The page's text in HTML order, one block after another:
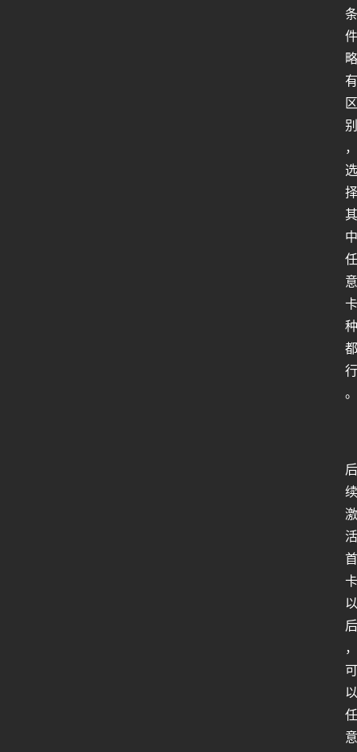
条
件
略
有
区
别
，
选
择
其
中
任
意
卡
种
都
行
。
后
续
激
活
首
卡
以
后
，
可
以
任
意